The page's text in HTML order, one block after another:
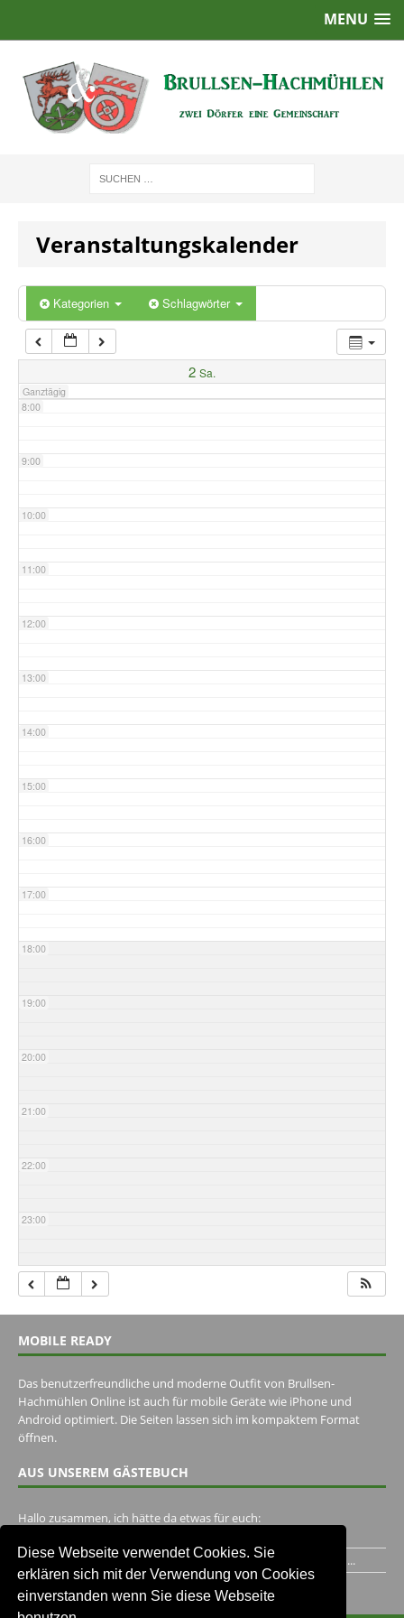
Diese Webseite verwendet Cookies. Sie
erklären sich mit der Verwendung von Cookies
einverstanden wenn Sie diese Webseite
MENU
Veranstaltungskalender
Kategorien Schlagwörter
2 Sa.
Ganztägig
2:00
5:00
7:00
8:00
9:00
10:00
11:00
12:00
13:00
14:00
15:00
16:00
17:00
18:00
19:00
20:00
21:00
22:00
23:00
MOBILE READY
Das benutzerfreundliche und moderne Outfit von Brullsen-
Hachmühlen Online ist auch für mobile Geräte wie iPhone und
Android optimiert. Die Seiten lassen sich im kompaktem Format
öffnen.
AUS UNSEREM GÄSTEBUCH
Hallo zusammen, ich hätte da etwas für euch:
Ich habe ein Jahr im Gasthaus Hugo Pape verbracht..Habe ihn...
Unser Gästebuch besuchen